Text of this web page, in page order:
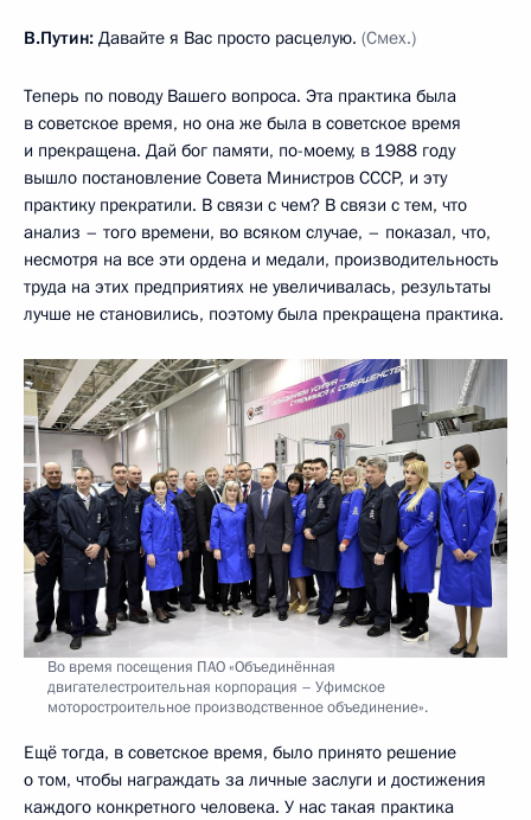
В.Путин: Давайте я Вас просто расцелую. (Смех.)
Теперь по поводу Вашего вопроса. Эта практика была
в советское время, но она же была в советское время
и прекращена. Дай бог памяти, по-моему, в 1988 году
вышло постановление Совета Министров СССР, и эту
практику прекратили. В связи с чем? В связи с тем, что
анализ – того времени, во всяком случае, – показал, что,
несмотря на все эти ордена и медали, производительность
труда на этих предприятиях не увеличивалась, результаты
лучше не становились, поэтому была прекращена практика.
Во время посещения ПАО «Объединённая
двигателестроительная корпорация – Уфимское
моторостроительное производственное объединение».
Ещё тогда, в советское время, было принято решение
о том, чтобы награждать за личные заслуги и достижения
каждого конкретного человека. У нас такая практика